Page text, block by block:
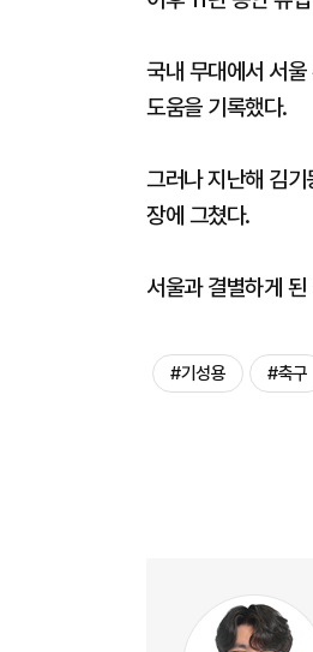
국내 무대에서 서
도움을 기록했다.
그러나 지난해 김
장에 그쳤다.
서울과 결별하게
#기성용 #축구